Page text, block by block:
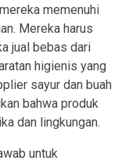
memenuhi
Mereka harus
jual bebas dari
higienis yang
sayur dan buah
bahwa produk
dan lingkungan.
untuk